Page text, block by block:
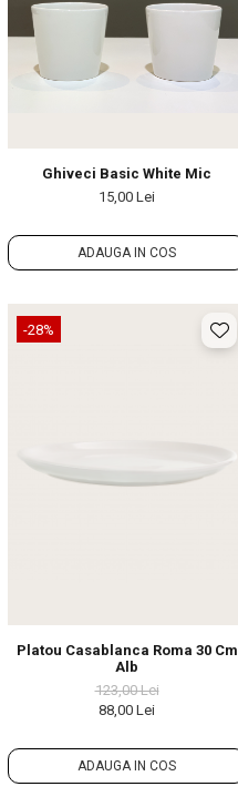
Ghiveci Basic White Mic
15,00 Lei
ADAUGA IN COS
-28%
Platou Casablanca Roma 30 Cm
Alb
123,00 Lei
88,00 Lei
ADAUGA IN COS